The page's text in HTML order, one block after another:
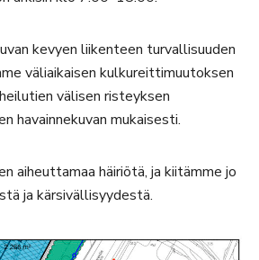
kevyen liikenteen turvallisuuden
väliaikaisen kulkureittimuutoksen
välisen risteyksen
havainnekuvan mukaisesti.
aiheuttamaa häiriötä, ja kiitämme jo
ja kärsivällisyydestä.